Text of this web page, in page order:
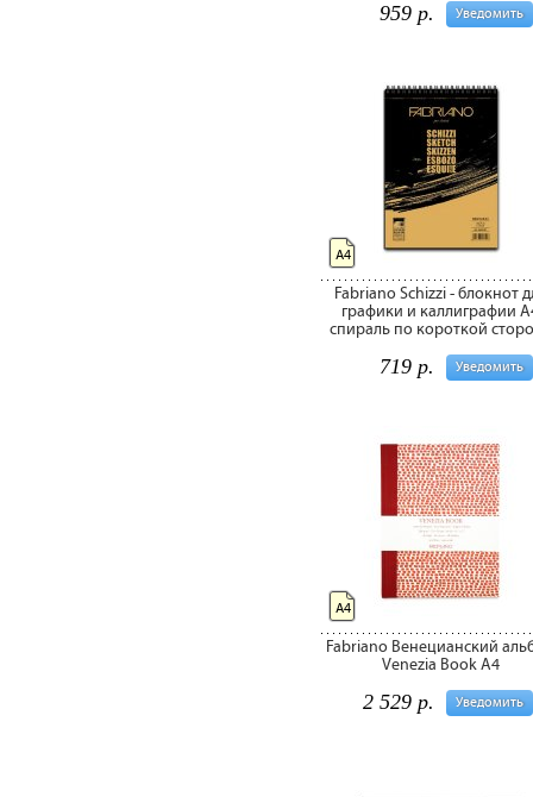
Уведомить
959 р.
Fabriano Schizzi - блокнот
графики и каллиграфии
спираль по короткой
Уведомить
719 р.
А4
Fabriano Венецианский
Venezia Book A4
Уведомить
2 529 р.
А4